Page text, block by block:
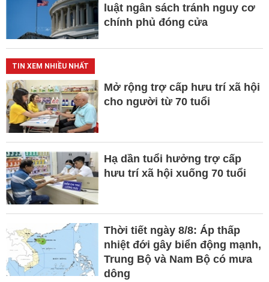
luật ngân sách tránh nguy cơ
chính phủ đóng cửa
TIN XEM NHIỀU NHẤT
Mở rộng trợ cấp hưu trí xã hội
cho người từ 70 tuổi
Hạ dần tuổi hưởng trợ cấp
hưu trí xã hội xuống 70 tuổi
Thời tiết ngày 8/8: Áp thấp
nhiệt đới gây biển động mạnh,
Trung Bộ và Nam Bộ có mưa
dông